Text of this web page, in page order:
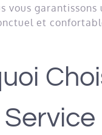
vous
et